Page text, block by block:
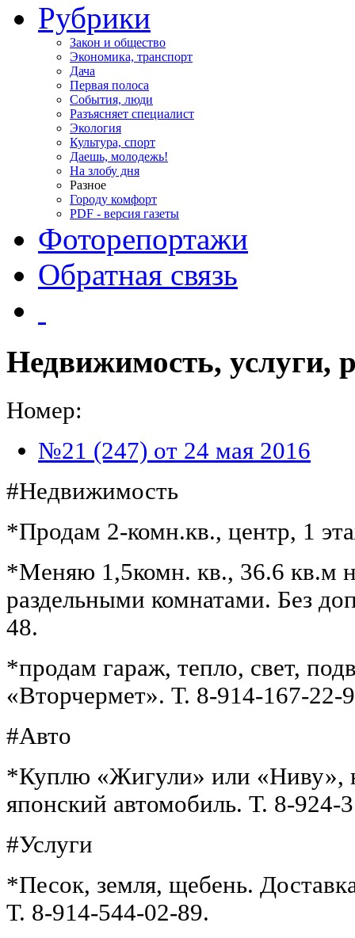
Рубрики
Закон и общество
Экономика, транспорт
Дача
Первая полоса
События, люди
Разъясняет специалист
Экология
Культура, спорт
Даешь, молодежь!
На злобу дня
Разное
Городу комфорт
PDF - версия газеты
Фоторепортажи
Обратная связь
Недвижимость, услуги,
Номер:
№21 (247) от 24 мая 2016
#Недвижимость
*Продам 2-комн.кв., центр, 1
*Меняю 1,5комн. кв., 36.6 кв.м
раздельными комнатами. Без
48.
*продам гараж, тепло, свет,
«Вторчермет». Т. 8-914-167-22-
#Авто
*Куплю «Жигули» или «Ниву»,
японский автомобиль. Т. 8-924-
#Услуги
*Песок, земля, щебень.
Т. 8-914-544-02-89.